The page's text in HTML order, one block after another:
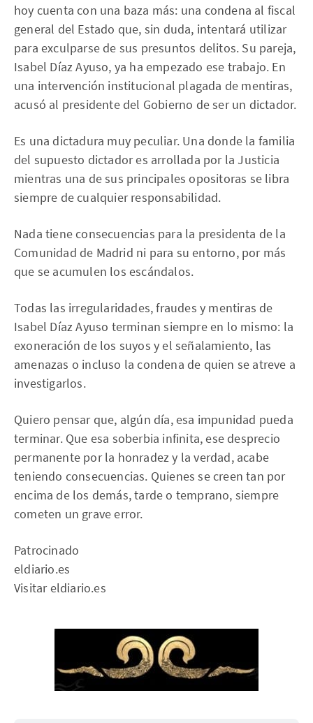
hoy cuenta con una baza más: una condena al fiscal
general del Estado que, sin duda, intentará utilizar
para exculparse de sus presuntos delitos. Su pareja,
Isabel Díaz Ayuso, ya ha empezado ese trabajo. En
una intervención institucional plagada de mentiras,
acusó al presidente del Gobierno de ser un dictador.
Es una dictadura muy peculiar. Una donde la familia
del supuesto dictador es arrollada por la Justicia
mientras una de sus principales opositoras se libra
siempre de cualquier responsabilidad.
Nada tiene consecuencias para la presidenta de la
Comunidad de Madrid ni para su entorno, por más
que se acumulen los escándalos.
Todas las irregularidades, fraudes y mentiras de
Isabel Díaz Ayuso terminan siempre en lo mismo: la
exoneración de los suyos y el señalamiento, las
amenazas o incluso la condena de quien se atreve a
investigarlos.
Quiero pensar que, algún día, esa impunidad pueda
terminar. Que esa soberbia infinita, ese desprecio
permanente por la honradez y la verdad, acabe
teniendo consecuencias. Quienes se creen tan por
encima de los demás, tarde o temprano, siempre
cometen un grave error.
Patrocinado
eldiario.es
Visitar eldiario.es